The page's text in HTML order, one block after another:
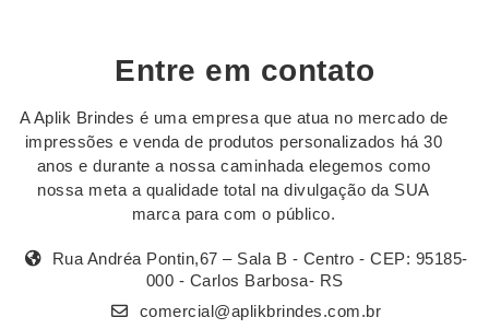
Entre em contato
A Aplik Brindes é uma empresa que atua no mercado de
impressões e venda de produtos personalizados há 30
anos e durante a nossa caminhada elegemos como
nossa meta a qualidade total na divulgação da SUA
marca para com o público.
Rua Andréa Pontin,67 – Sala B - Centro - CEP: 95185-
000 - Carlos Barbosa- RS
comercial@aplikbrindes.com.br